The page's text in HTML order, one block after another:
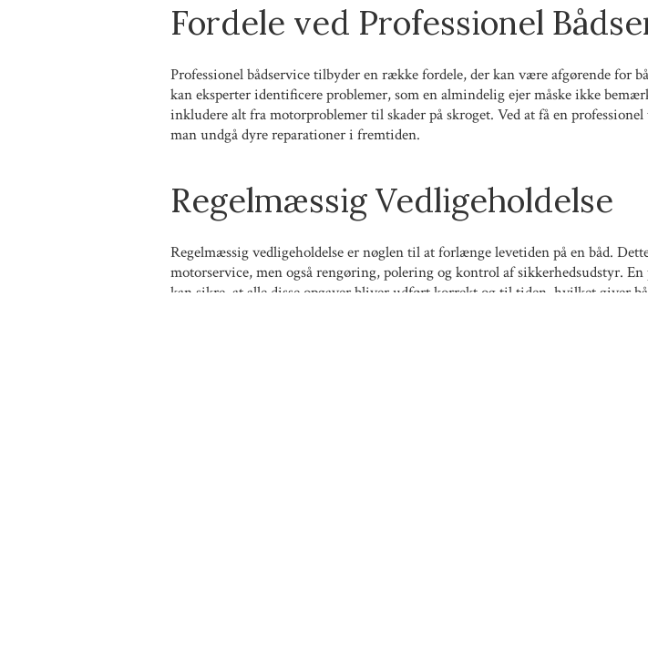
Fordele ved Professionel
Professionel bådservice tilbyder en række fordele, der kan være afgørende for
kan eksperter identificere problemer, som en almindelig ejer måske ikke
inkludere alt fra motorproblemer til skader på skroget. Ved at få en professionel
man undgå dyre reparationer i fremtiden.
Regelmæssig Vedligeholdelse
Regelmæssig vedligeholdelse er nøglen til at forlænge levetiden på en båd.
motorservice, men også rengøring, polering og kontrol af sikkerhedsudstyr. En
kan sikre, at alle disse opgaver bliver udført korrekt og til tiden, hvilket giver